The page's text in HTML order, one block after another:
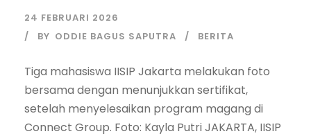
24 FEBRUARI 2026
BY ODDIE BAGUS SAPUTRA BERITA
Tiga mahasiswa IISIP Jakarta melakukan foto
bersama dengan menunjukkan sertifikat,
setelah menyelesaikan program magang di
Connect Group. Foto: Kayla Putri JAKARTA, IISIP